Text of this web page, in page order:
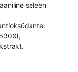
seleen